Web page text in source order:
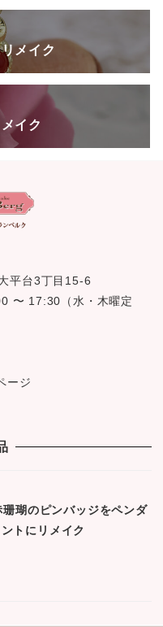
o
k
メイク
イク
平台3丁目15-6
〜 17:30（水・木曜定
ージ
瑚のピンバッジをペンダ
ントにリメイク